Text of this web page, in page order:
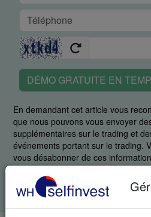
DÉMO GRATUITE EN
En demandant cet article vous
que nous pouvons vous envoyer
supplémentaires sur le trading et
événements portant sur le trading.
vous désabonner de ces
Tous les champs sont obligatoires.
confidentielles.Charte de